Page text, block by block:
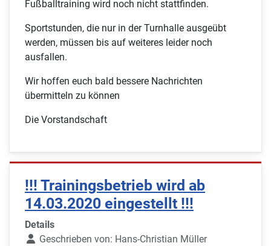
Fußballtraining wird noch nicht stattfinden.
Sportstunden, die nur in der Turnhalle ausgeübt
werden, müssen bis auf weiteres leider noch
ausfallen.
Wir hoffen euch bald bessere Nachrichten
übermitteln zu können
Die Vorstandschaft
!!! Trainingsbetrieb wird ab
14.03.2020 eingestellt !!!
Details
Geschrieben von: Hans-Christian Müller